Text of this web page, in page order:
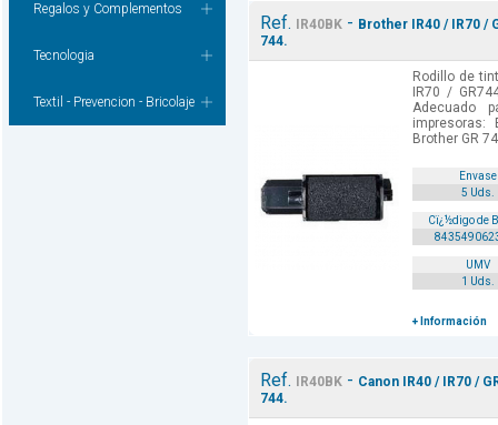
Regalos y Complementos
Tecnologia
Textil - Prevencion - Bricolaje
Ref. IR40BK- Brother IR40 / IR70 /
744.
Rodillo de
IR70 /
Adecuado
Brother GR
Envase
5 Uds.
Cï¿½digo de
UMV
1 Uds.
+ Información
Ref. IR40BK- Canon IR40 / IR70 /
744.